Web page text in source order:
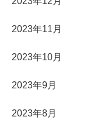
2023年11月
2023年10月
2023年9月
2023年8月